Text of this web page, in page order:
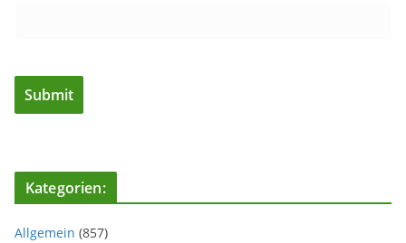
Kategorien:
Allgemein (857)